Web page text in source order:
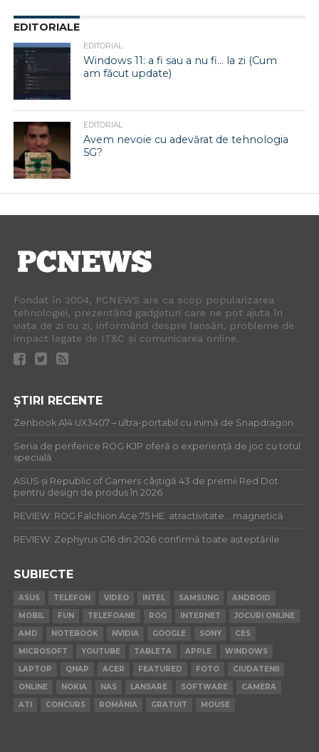
EDITORIALE
EDITORIAL
Windows 11: a fi sau a nu fi… la zi (Cum
am făcut update)
EDITORIAL
Avem nevoie cu adevărat de tehnologia
5G?
Fondat în 2004, PCNEWS are ca scop popularizarea
tehnologiei, prezentând gadgeturi care ne pot ajuta în
viața de zi cu zi, informând despre lansări, probleme de
impact legate de IT&C și comunicarea online.
ȘTIRI RECENTE
Zenbook A14 UX3407 – ultra-portabil cu inimă de Snapdragon
Seria de periferice ROG KJP oferă o experiență de joc cu totul
specială
ASUS și Republic of Gamers câștigă 43 de premii Red Dot
pentru design de produs în 2026
REVIEW: ROG Falchion Ace 75 HE: atractivitate… magnetică
REVIEW: Zephyrus G16 din 2026 confirmă toate așteptările
SUBIECTE
ASUS TELEFON VIDEO INTEL SAMSUNG
ANDROID
MOBIL
FUN TELEFOANE ROG INTERNET
JOCURI ONLINE
AMD
NOTEBOOK NVIDIA GOOGLE SONY
CES
MICROSOFT
YOUTUBE TABLETA APPLE
WINDOWS
LAPTOP
QNAP ACER FEATURED FOTO
CIUDATENII
ONLINE
NOKIA NAS LANSARE SOFTWARE
CAMERA
ATI
CONCURS ROMÂNIA GRATUIT MOUSE